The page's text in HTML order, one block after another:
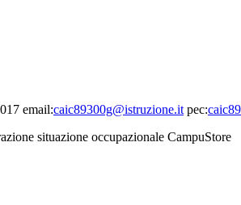
email:caic89300g@istruzione.it pec:
situazione occupazionale CampuStore